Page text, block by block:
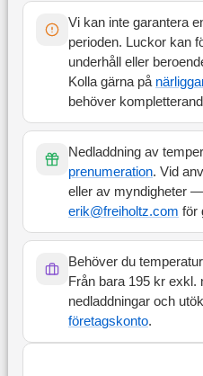
Vi kan inte garantera
perioden. Luckor kan
underhåll eller
Kolla gärna på
behöver
Nedladdning av
prenumeration. Vid
eller av myndigheter
erik@freiholtz.com för
Behöver du
Från bara 195 kr exkl.
nedladdningar och
företagskonto.